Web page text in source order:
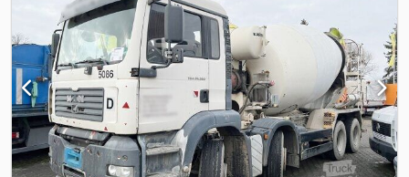
proteção lateral em alumínio. Distância entre eixos: 1300 mm
Implemento: Misturador de concreto LIEBHERR aprox.
10m³/IMAGENS DE ARQUIVO! Pode ser convertido para motor
independente (Deutz ou outra marca) mediante custo adicional!
Hidráulica adequada para tomada de força do veículo trator
disponível por um custo adicional de €3.900,00 líquido! 6
unidades ano 2009 com 10 m³, 2 unidades ano 2011 com 12 m³, 3
unidades ano 2012 com 12 m³! INFORMAÇÕES SOBRE